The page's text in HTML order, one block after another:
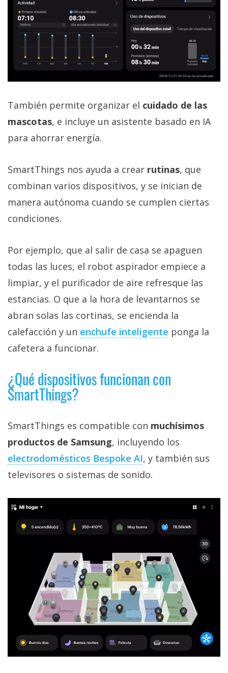
También permite organizar el cuidado de las
mascotas, e incluye un asistente basado en IA
para ahorrar energía.
SmartThings nos ayuda a crear rutinas, que
combinan varios dispositivos, y se inician de
manera autónoma cuando se cumplen ciertas
condiciones.
Por ejemplo, que al salir de casa se apaguen
todas las luces, el robot aspirador empiece a
limpiar, y el purificador de aire refresque las
estancias. O que a la hora de levantarnos se
abran solas las cortinas, se encienda la
calefacción y un enchufe inteligente‎ ponga la
cafetera a funcionar.
¿Qué dispositivos funcionan con
SmartThings?
SmartThings es compatible con muchísimos
productos de Samsung, incluyendo los
electrodomésticos Bespoke AI‎, y también sus
televisores o sistemas de sonido.